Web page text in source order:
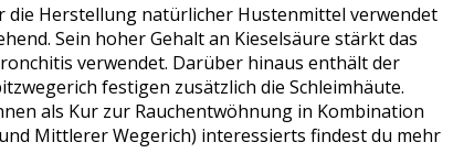
Herstellung natürlicher Hustenmittel verwendet
Sein hoher Gehalt an Kieselsäure stärkt das
verwendet. Darüber hinaus enthält der
festigen zusätzlich die Schleimhäute.
als Kur zur Rauchentwöhnung in Kombination
Mittlerer Wegerich) interessierts findest du mehr